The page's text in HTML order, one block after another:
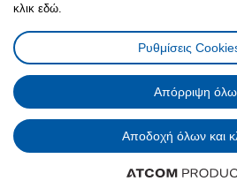
Πολιτική CookiesΔήλωση
Ρυθμίσεις cookiesΌροι
Γενική Πολιτική
Πολιτική Προσωπικών
Κώδικας Καταναλωτικής
© Inter-IKEA Systems B.V.
κλικ εδώ.
Ρυθμίσεις
Απόρριψη
Αποδοχή όλων και